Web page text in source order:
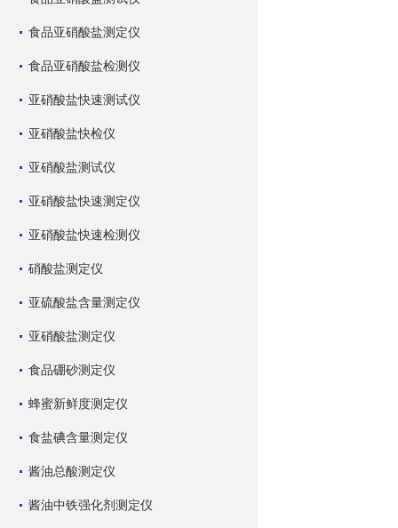
食品亚硝酸盐测定仪
食品亚硝酸盐检测仪
亚硝酸盐快速测试仪
亚硝酸盐快检仪
亚硝酸盐测试仪
亚硝酸盐快速测定仪
亚硝酸盐快速检测仪
硝酸盐测定仪
亚硫酸盐含量测定仪
亚硝酸盐测定仪
食品硼砂测定仪
蜂蜜新鲜度测定仪
食盐碘含量测定仪
酱油总酸测定仪
酱油中铁强化剂测定仪